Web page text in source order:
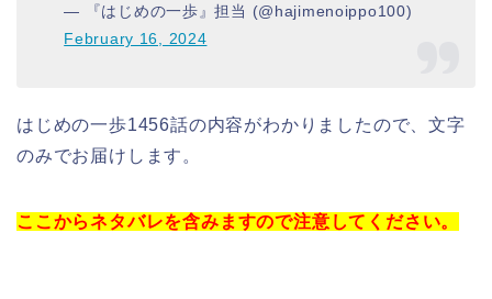
— 『はじめの一歩』担当 (@hajimenoippo100)
February 16, 2024
はじめの一歩1456話の内容がわかりましたので、文字
のみでお届けします。
ここからネタバレを含みますので注意してください。